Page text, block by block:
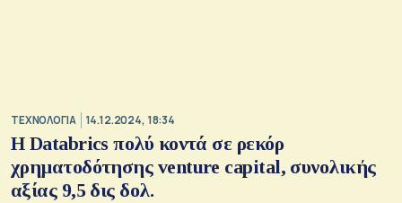
ΤΕΧΝΟΛΟΓΙΑ 14.12.2024, 18:34
Η Databrics πολύ κοντά σε ρεκόρ
χρηματοδότησης venture capital, συνολικής
αξίας 9,5 δις δολ.